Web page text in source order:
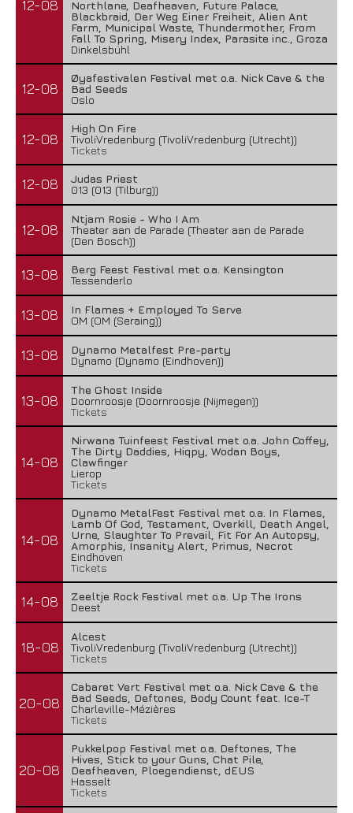
12-08
Northlane, Deafheaven, Future Palace,
Blackbraid, Der Weg Einer Freiheit, Alien Ant
Farm, Municipal Waste, Thundermother, From
Fall To Spring, Misery Index, Parasite inc., Groza
Dinkelsbühl
12-08
Øyafestivalen Festival met o.a. Nick Cave & the
Bad Seeds
Oslo
12-08
High On Fire
TivoliVredenburg (TivoliVredenburg (Utrecht))
Tickets
12-08
Judas Priest
013 (013 (Tilburg))
12-08
Ntjam Rosie - Who I Am
Theater aan de Parade (Theater aan de Parade
(Den Bosch))
13-08
Berg Feest Festival met o.a. Kensington
Tessenderlo
13-08
In Flames + Employed To Serve
OM (OM (Seraing))
13-08
Dynamo Metalfest Pre-party
Dynamo (Dynamo (Eindhoven))
13-08
The Ghost Inside
Doornroosje (Doornroosje (Nijmegen))
Tickets
14-08
Nirwana Tuinfeest Festival met o.a. John Coffey,
The Dirty Daddies, Hiqpy, Wodan Boys,
Clawfinger
Lierop
Tickets
14-08
Dynamo MetalFest Festival met o.a. In Flames,
Lamb Of God, Testament, Overkill, Death Angel,
Urne, Slaughter To Prevail, Fit For An Autopsy,
Amorphis, Insanity Alert, Primus, Necrot
Eindhoven
Tickets
14-08
Zeeltje Rock Festival met o.a. Up The Irons
Deest
18-08
Alcest
TivoliVredenburg (TivoliVredenburg (Utrecht))
Tickets
20-08
Cabaret Vert Festival met o.a. Nick Cave & the
Bad Seeds, Deftones, Body Count feat. Ice-T
Charleville-Mézières
Tickets
20-08
Pukkelpop Festival met o.a. Deftones, The
Hives, Stick to your Guns, Chat Pile,
Deafheaven, Ploegendienst, dEUS
Hasselt
Tickets